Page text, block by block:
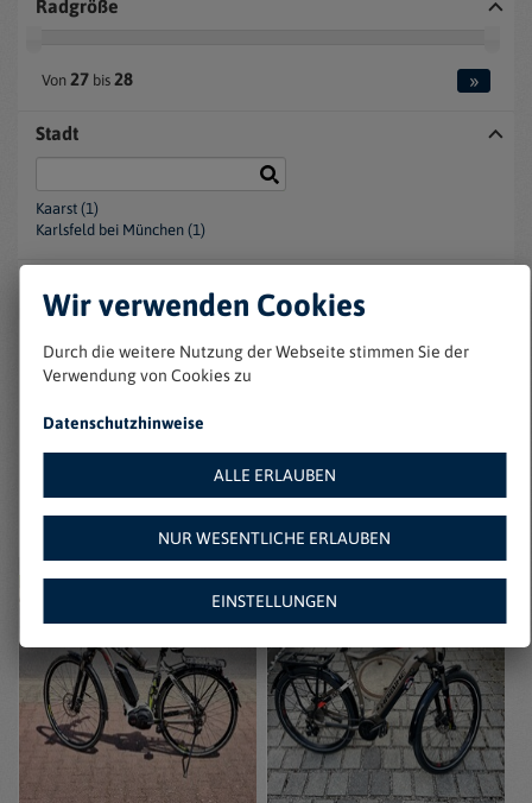
Radgröße
Von 27 bis 28 »
Stadt
Kaarst (1)
Karlsfeld bei München (1)
Filter zurücksetzen
Sortieren nach :
Ansicht :
Ebikes (2)
Marke:
Wir verwenden Cookies
Durch die weitere Nutzung der Webseite stimmen Sie der
Verwendung von Cookies zu
Datenschutzhinweise
ALLE ERLAUBEN
NUR WESENTLICHE ERLAUBEN
EINSTELLUNGEN